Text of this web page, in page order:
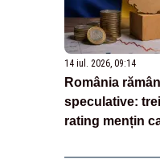
14 iul. 2026, 09:14
România
speculative:
rating mențin